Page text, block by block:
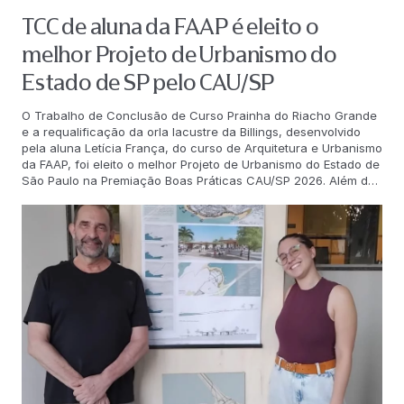
TCC de aluna da FAAP é eleito o
melhor Projeto de Urbanismo do
Estado de SP pelo CAU/SP
O Trabalho de Conclusão de Curso Prainha do Riacho Grande
e a requalificação da orla lacustre da Billings, desenvolvido
pela aluna Letícia França, do curso de Arquitetura e Urbanismo
da FAAP, foi eleito o melhor Projeto de Urbanismo do Estado de
São Paulo na Premiação Boas Práticas CAU/SP 2026. Além do
também recebeu destaque em Mudanças Climáticas e
Adaptabilidade. “Receber essa premiação é um
reconhecimento muito especial. Acredito que este TCC seja
um reflexo da formação sólida que a FAAP me proporcionou
ao longo de toda a graduação. Agradeço, principalmente, ao
meu orientador, Sérgio, e a todos os professores que me
incentivaram a seguir com esse tema tão relevante e
complexo, além de me ensinarem a desenvolver o pensamento
crítico e o planejamento necessários para conduzir esta
pesquisa”, compartilha a estudante. No projeto, Letícia
propõe a requalificação da Prainha do Riacho Grande, às
margens da represa Billings, com a implantação de um parque